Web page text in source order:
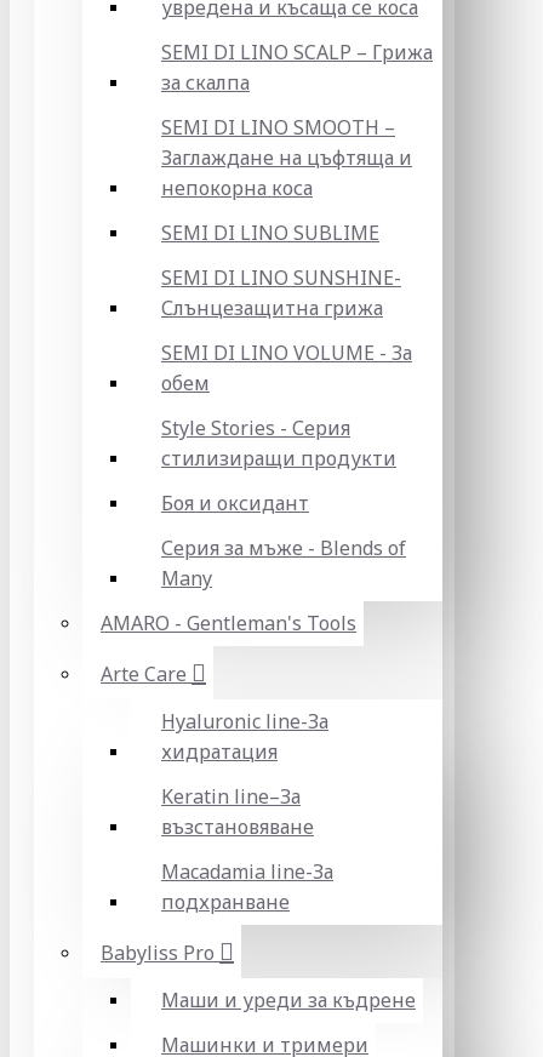
увредена и късаща се коса
SEMI DI LINO SCALP – Грижа
за скалпа
SEMI DI LINO SMOOTH –
Заглаждане на цъфтяща и
непокорна коса
SEMI DI LINO SUBLIME
SEMI DI LINO SUNSHINE-
Слънцезащитна грижа
SEMI DI LINO VOLUME - За
обем
Style Stories - Серия
стилизиращи продукти
Боя и оксидант
Серия за мъже - Blends of
Many
AMARO - Gentleman's Tools
Arte Care
Hyaluronic line-За
хидратация
Keratin line–За
възстановяване
Macadamia line-За
подхранване
Babyliss Pro
Маши и уреди за къдрене
Машинки и тримери